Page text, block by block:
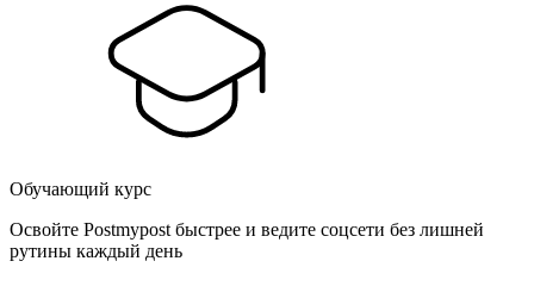
Обучающий курс
Освойте Postmypost быстрее и ведите соцсети без лишней
рутины каждый день